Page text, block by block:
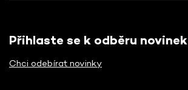
Přihlaste se k odběru novinek
Chci odebírat novinky